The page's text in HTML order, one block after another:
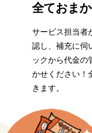
全ておま
サービス担当者
認し、補充に伺
ックから代金の
かせください！
きます。